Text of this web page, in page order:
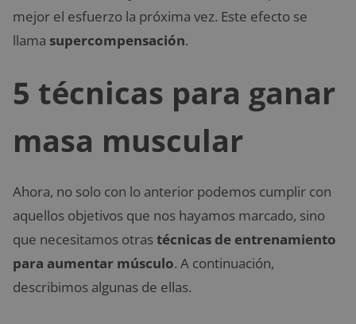
mejor el esfuerzo la próxima vez. Este efecto se
llama supercompensación.
5 técnicas para ganar
masa muscular
Ahora, no solo con lo anterior podemos cumplir con
aquellos objetivos que nos hayamos marcado, sino
que necesitamos otrastécnicas de entrenamiento
para aumentar músculo. A continuación,
describimos algunas de ellas.